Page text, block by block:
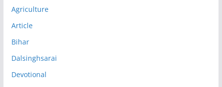
Agriculture
Article
Bihar
Dalsinghsarai
Devotional